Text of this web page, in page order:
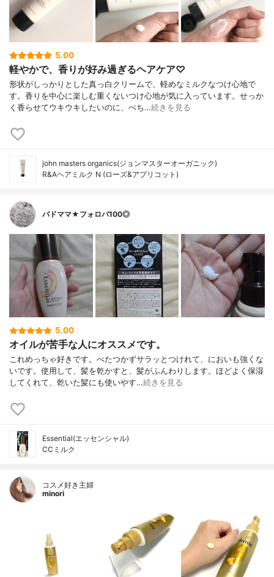
5.00
軽やかで、香りが好み過ぎるヘアケア♡
形状がしっかりとした真っ白クリームで、軽めなミルクなつけ心地で
す。香りを中心に楽しむ重くないつけ心地が気に入っています。せっか
く香らせてウキウキしたいのに、ぺち…続きを見る
john masters organics(ジョンマスターオーガニック)
R&Aヘアミルク N (ローズ&アプリコット)
バドママ★フォロバ100◎
5.00
オイルが苦手な人にオススメです。
これめっちゃ好きです。べたつかずサラッとつけれて、においも強くな
いです。使用して、髪を乾かすと、髪がふんわりします。ほどよく保湿
してくれて、乾いた髪にも使いやす…続きを見る
Essential(エッセンシャル)
CCミルク
コスメ好き主婦
minori